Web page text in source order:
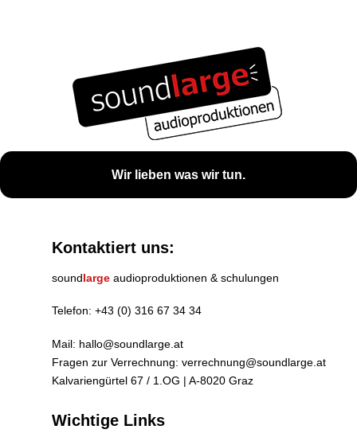
Wir lieben was wir tun.
Kontaktiert uns:
soundlarge audioproduktionen & schulungen
Telefon: +43 (0) 316 67 34 34
Mail: hallo@soundlarge.at
Fragen zur Verrechnung: verrechnung@soundlarge.at
Kalvariengürtel 67 / 1.OG | A-8020 Graz
Wichtige Links